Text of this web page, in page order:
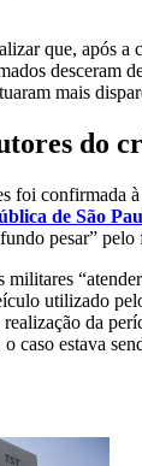
que, após a
desceram
mais
do
foi confirmada à
de São
pesar” pelo
utilizado
da
caso estava